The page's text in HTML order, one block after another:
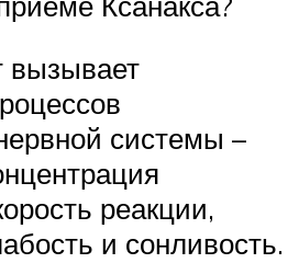
вызывает
системы –
реакции,
и сонливость.